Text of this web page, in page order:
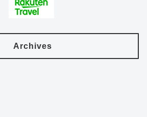
Archives